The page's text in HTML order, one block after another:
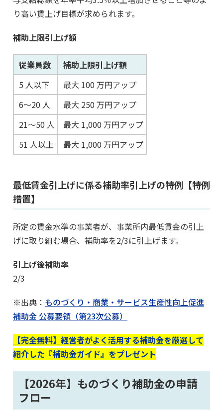
り高い賃上げ目標が求められます。
補助上限引上げ額
従業員数
補助上限引上げ額
5 人以下
最大 100 万円アップ
6～20 人
最大 250 万円アップ
21～50 人
最大 1,000 万円アップ
51 人以上
最大 1,000 万円アップ
最低賃金引上げに係る補助率引上げの特例【特例
措置】
所定の賃金水準の事業者が、事業所内最低賃金の引上
げに取り組む場合、補助率を2/3に引上げます。
引上げ後補助率
2/3
※出典： ものづくり・商業・サービス生産性向上促進
補助金 公募要領（第23次公募）
【完全無料】経営者がよく活用する補助金を厳選して
紹介した『補助金ガイド』をプレゼント
【2026年】ものづくり補助金の申請
フロー